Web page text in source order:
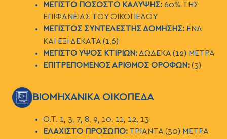
ΜΕΓΙΣΤΟ ΠΟΣΟΣΤΟ ΚΑΛΥΨΗΣ:60% ΤΗΣ
ΕΠΙΦΑΝΕΙΑΣ ΤΟΥ ΟΙΚΟΠΕΔΟΥ
ΜΕΓΙΣΤΟΣ ΣΥΝΤΕΛΕΣΤΗΣ ΔΟΜΗΣΗΣ:ΕΝΑ
ΚΑΙ ΕΞΙ ΔΕΚΑΤΑ (1,6)
ΜΕΓΙΣΤΟ ΥΨΟΣ ΚΤΙΡΙΩΝ:ΔΩΔΕΚΑ (12) ΜΕΤΡΑ
ΕΠΙΤΡΕΠΟΜΕΝΟΣ ΑΡΙΘΜΟΣ ΟΡΟΦΩΝ:(3)
ΕΙΚΟΝΑΒΙΟΜΗΧΑΝΙΚΑ ΟΙΚΟΠΕΔΑ
Ο.Τ. 1, 3, 7, 8, 9, 10, 11, 12, 13
ΕΛΑΧΙΣΤΟ ΠΡΟΣΩΠΟ:ΤΡΙΑΝΤΑ (30) ΜΕΤΡΑ